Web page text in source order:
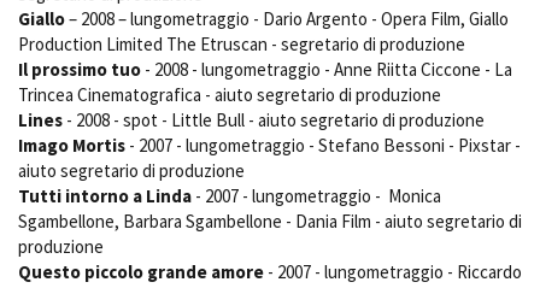
Giallo– 2008 – lungometraggio - Dario Argento - Opera Film, Giallo
Production Limited The Etruscan - segretario di produzione
Il prossimo tuo - 2008 - lungometraggio - Anne Riitta Ciccone - La
Trincea Cinematografica - aiuto segretario di produzione
Lines - 2008 - spot - Little Bull - aiuto segretario di produzione
Imago Mortis - 2007 - lungometraggio - Stefano Bessoni - Pixstar -
aiuto segretario di produzione
Tutti intorno a Linda - 2007 - lungometraggio - Monica
Sgambellone, Barbara Sgambellone - Dania Film - aiuto segretario di
produzione
Questo piccolo grande amore - 2007 - lungometraggio - Riccardo